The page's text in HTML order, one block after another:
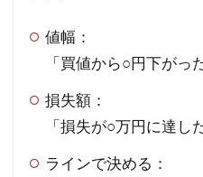
値幅：
「買値から○円下が
損失額：
「損失が○万円に達
ラインで決める：